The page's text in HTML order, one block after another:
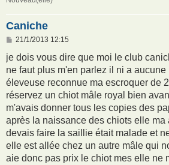
Caniche
M
s
a
g
e
21/1/2013 12:15
je dois vous dire que moi le club
ne faut plus m'en parlez il ni a
éleveuse reconnue ma escroquer de
réservez un chiot mâle royal bien
m'avais donner tous les copies des
après la naissance des chiots elle ma
devais faire la saillie était malade et
elle est allée chez un autre mâle qui
aie donc pas prix le chiot mes elle ne